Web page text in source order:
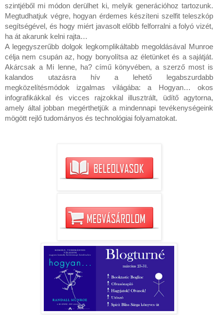
szintjéből mi módon derülhet ki, melyik generációhoz tartozunk.
Megtudhatjuk végre, hogyan érdemes készíteni szelfit teleszkóp
segítségével, és hogy miért javasolt előbb felforralni a folyó vizét,
ha át akarunk kelni rajta…
A legegyszerűbb dolgok legkomplikáltabb megoldásával Munroe
célja nem csupán az, hogy bonyolítsa az életünket és a sajátját.
Akárcsak a Mi lenne, ha? című könyvében, a szerző most is
kalandos utazásra hív a lehető legabszurdabb
megközelítésmódok izgalmas világába: a Hogyan… okos
infografikákkal és vicces rajzokkal illusztrált, üdítő agytorna,
amely által jobban megérthetjük a mindennapi tevékenységeink